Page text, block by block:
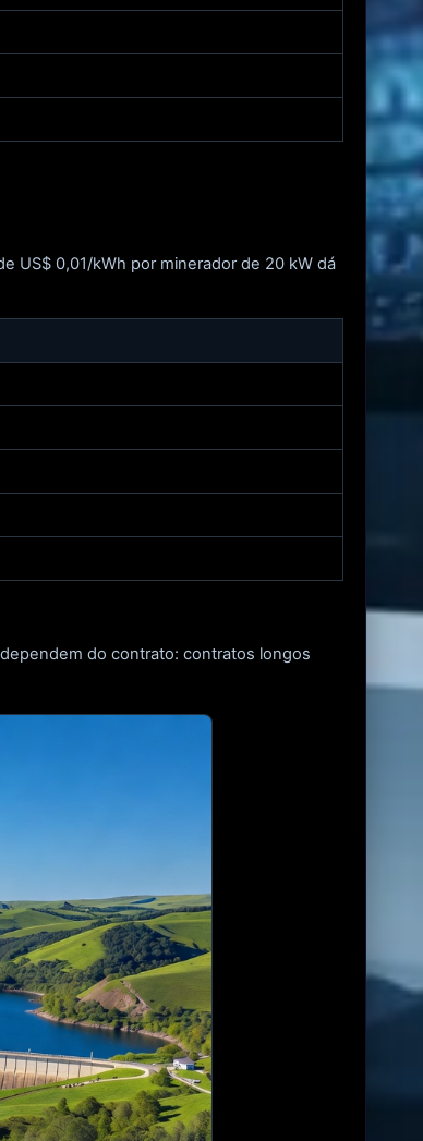
US$ 0,01/kWh por minerador de 20 kW dá
do contrato: contratos longos